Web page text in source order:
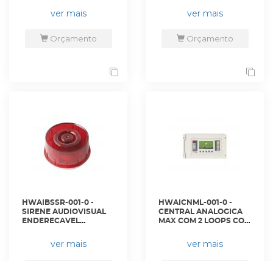
SERIE NFX - B501AP -
HONEYWELL
ver mais
Orçamento
ver mais
Orçamento
HWAIBSSR-001-0 -
SIRENE AUDIOVISUAL
ENDERECAVEL
N05 - HONEYWELL
ver mais
HWAICNML-001-0 -
CENTRAL ANALOGICA
MAX COM 2 LOOPS COM
CONECTIVIDADE EM
ver mais